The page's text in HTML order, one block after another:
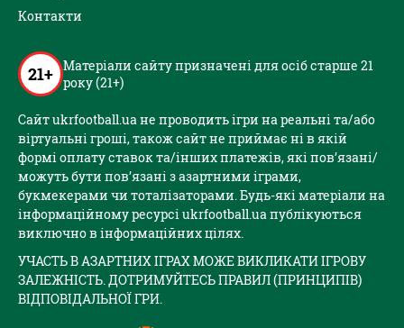
Контакти
21+ Матеріали сайту призначені для осіб старше 21
року (21+)
Сайт ukrfootball.ua не проводить ігри на реальні та/або
віртуальні гроші, також сайт не приймає ні в якій
формі оплату ставок та/інших платежів, які пов’язані/
можуть бути пов’язані з азартними іграми,
букмекерами чи тоталізаторами. Будь-які матеріали на
інформаційному ресурсі ukrfootball.ua публікуються
виключно в інформаційних цілях.
УЧАСТЬ В АЗАРТНИХ ІГРАХ МОЖЕ ВИКЛИКАТИ ІГРОВУ
ЗАЛЕЖНІСТЬ. ДОТРИМУЙТЕСЬ ПРАВИЛ (ПРИНЦИПІВ)
ВІДПОВІДАЛЬНОЇ ГРИ.